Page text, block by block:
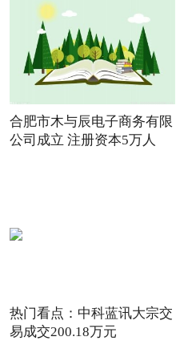
合肥市木与辰电子商务有限
公司成立 注册资本5万人
热门看点：中科蓝讯大宗交
易成交200.18万元